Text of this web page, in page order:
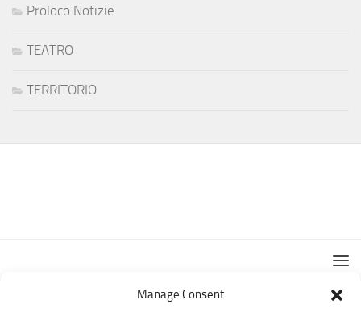
Manage Consent
Proloco Notizie
TEATRO
TERRITORIO